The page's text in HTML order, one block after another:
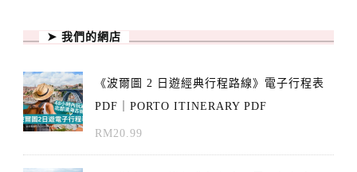
➤ 我們的網店
《波爾圖 2 日遊經典行程路線》電子行程表
PDF｜PORTO ITINERARY PDF
RM20.99